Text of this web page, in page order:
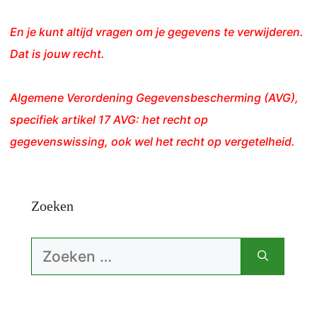
En je kunt altijd vragen om je gegevens te verwijderen.
Dat is jouw recht.
Algemene Verordening Gegevensbescherming (AVG),
specifiek artikel 17 AVG: het recht op
gegevenswissing, ook wel het recht op vergetelheid.
Zoeken
Zoek